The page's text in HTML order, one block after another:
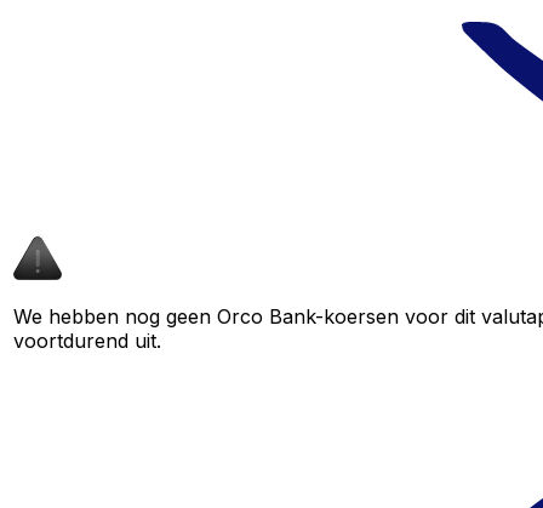
We hebben nog geen Orco Bank-koersen voor dit
voortdurend uit.